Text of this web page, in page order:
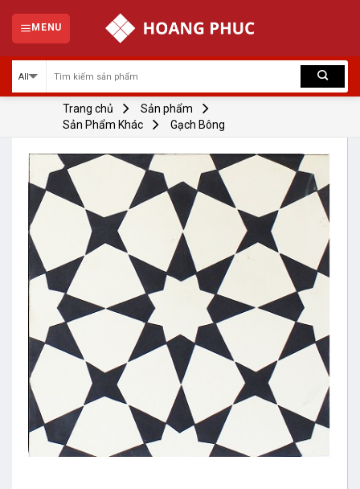
content
MENU
Trang chủ
Sản phẩm
Sản Phẩm Khác
Gạch Bông